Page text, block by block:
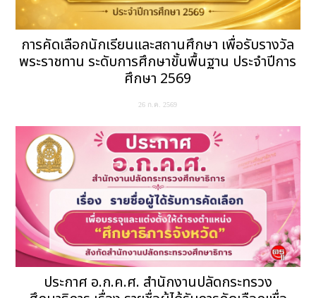
การคัดเลือกนักเรียนและสถานศึกษา เพื่อรับรางวัล
พระราชทาน ระดับการศึกษาขั้นพื้นฐาน ประจำปีการ
ศึกษา 2569
26 ก.ค. 2569
ประกาศ อ.ก.ค.ศ. สำนักงานปลัดกระทรวง